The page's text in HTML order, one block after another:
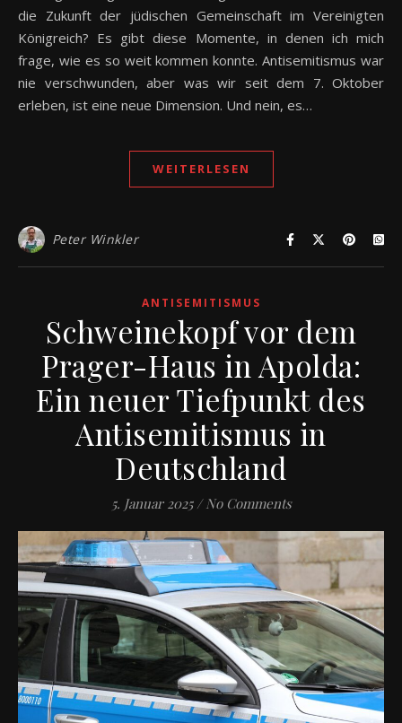
die Zukunft der jüdischen Gemeinschaft im Vereinigten
Königreich? Es gibt diese Momente, in denen ich mich
frage, wie es so weit kommen konnte. Antisemitismus war
nie verschwunden, aber was wir seit dem 7. Oktober
erleben, ist eine neue Dimension. Und nein, es…
WEITERLESEN
Peter Winkler
ANTISEMITISMUS
Schweinekopf vor dem
Prager-Haus in Apolda:
Ein neuer Tiefpunkt des
Antisemitismus in
Deutschland
5. Januar 2025 / No Comments